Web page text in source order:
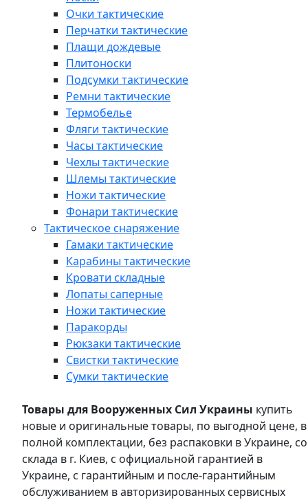
Очки тактические
Перчатки тактические
Плащи дождевые
Плитоноски
Подсумки тактические
Ремни тактические
Термобелье
Фляги тактические
Часы тактические
Чехлы тактические
Шлемы тактические
Ножи тактические
Фонари тактические
Тактическое снаряжение
Гамаки тактические
Карабины тактические
Кровати складные
Лопаты саперные
Ножи тактические
Паракорды
Рюкзаки тактические
Свистки тактические
Сумки тактические
Товары для Вооруженных Сил Украины купить
новые и оригинальные товары, по выгодной цене, в
полной комплектации, без распаковки в Украине, со
склада в г. Киев, с официальной гарантией в
Украине, с гарантийным и после-гарантийным
обслуживанием в авторизированных сервисных